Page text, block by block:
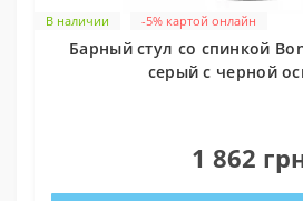
В наличии -5% картой онлайн
Барный стул со спинкой
серый с черной
1 862